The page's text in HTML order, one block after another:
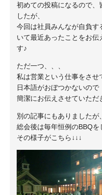
初めての投稿になるので、
したが、
今回は社員みんなが自負す
いて最近あったことをお伝
す♪
ただ一つ、、、
私は営業という仕事をさせ
日本語がおぼつかないので
簡潔にお伝えさせていただ
別の記事にもありましたが
総会後は毎年恒例のBBQを
その様子がこちら↓↓↓